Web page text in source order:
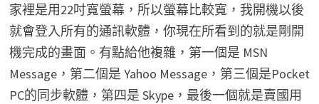
家裡是用22吋寬螢幕，所以螢幕比較寬，我開機以後
就會登入所有的通訊軟體，你現在所看到的就是剛開
機完成的畫面。有點給他複雜，第一個是 MSN
Message，第二個是 Yahoo Message，第三個是Pocket
PC的同步軟體，第四是 Skype，最後一個就是賣國用